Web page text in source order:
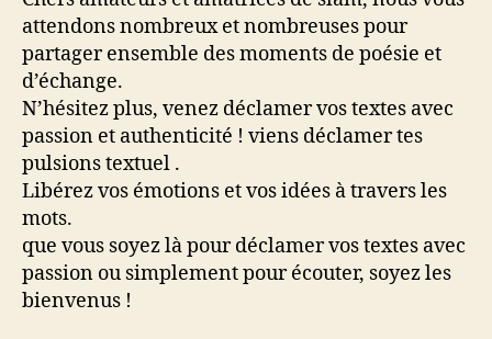
attendons nombreux et nombreuses pour
partager ensemble des moments de poésie et
d’échange.
N’hésitez plus, venez déclamer vos textes avec
passion et authenticité ! viens déclamer tes
pulsions textuel .
Libérez vos émotions et vos idées à travers les
mots.
que vous soyez là pour déclamer vos textes avec
passion ou simplement pour écouter, soyez les
bienvenus !